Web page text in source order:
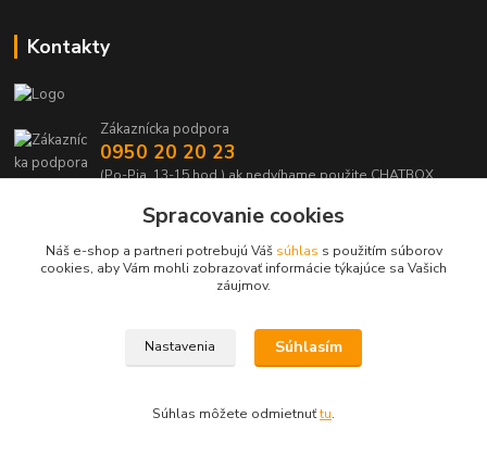
Kontakty
Zákaznícka podpora
0950 20 20 23
(Po-Pia, 13-15 hod.) ak nedvíhame použite CHATBOX
info@kabelmanie.sk
Upravit sběr cookies.
Spracovanie cookies
Náš e-shop a partneri potrebujú Váš súhlas s použitím súborov
cookies, aby Vám mohli zobrazovať informácie týkajúce sa Vašich
záujmov.
Nastavenia Súhlasím
Súhlas môžete odmietnuťtu.